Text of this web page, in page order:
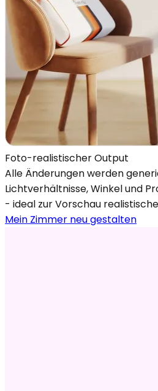
Foto-realistischer Output
Alle Änderungen werden
Lichtverhältnisse, Winkel und
- ideal zur Vorschau
Mein Zimmer neu gestalten